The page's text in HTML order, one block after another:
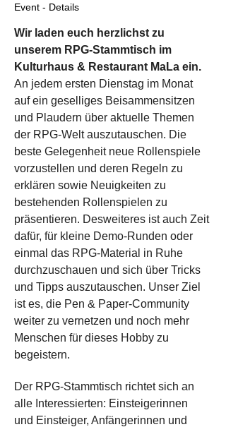
Event - Details
Wir laden euch herzlichst zu
unserem RPG-Stammtisch im
Kulturhaus & Restaurant MaLa ein.
An jedem ersten Dienstag im Monat
auf ein geselliges Beisammensitzen
und Plaudern über aktuelle Themen
der RPG-Welt auszutauschen. Die
beste Gelegenheit neue Rollenspiele
vorzustellen und deren Regeln zu
erklären sowie Neuigkeiten zu
bestehenden Rollenspielen zu
präsentieren. Desweiteres ist auch Zeit
dafür, für kleine Demo-Runden oder
einmal das RPG-Material in Ruhe
durchzuschauen und sich über Tricks
und Tipps auszutauschen. Unser Ziel
ist es, die Pen & Paper-Community
weiter zu vernetzen und noch mehr
Menschen für dieses Hobby zu
begeistern.
Der RPG-Stammtisch richtet sich an
alle Interessierten: Einsteigerinnen
und Einsteiger, Anfängerinnen und